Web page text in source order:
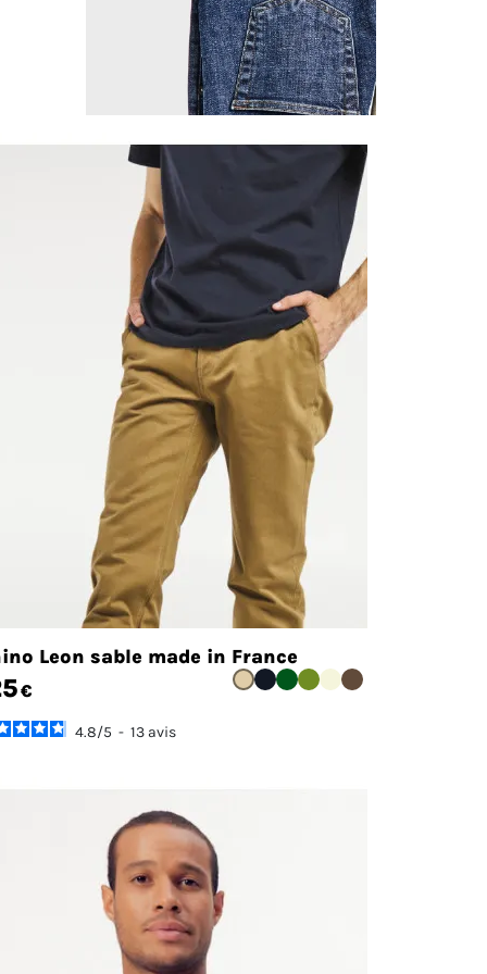
Leon sable made in France
€
4.8/5 - 13 avis